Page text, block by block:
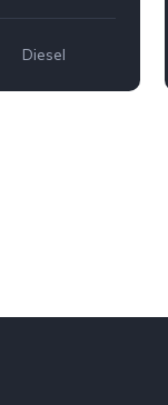
Diesel